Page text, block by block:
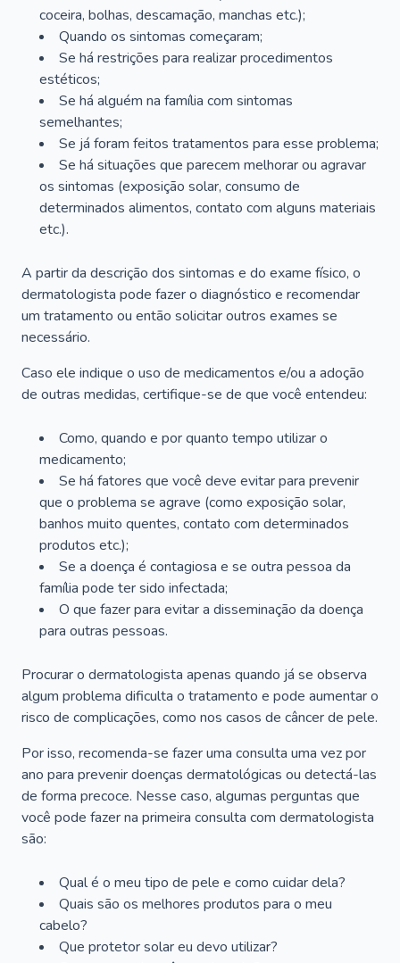
coceira, bolhas, descamação, manchas etc.);
Quando os sintomas começaram;
Se há restrições para realizar procedimentos
estéticos;
Se há alguém na família com sintomas
semelhantes;
Se já foram feitos tratamentos para esse problema;
Se há situações que parecem melhorar ou agravar
os sintomas (exposição solar, consumo de
determinados alimentos, contato com alguns materiais
etc.).
A partir da descrição dos sintomas e do exame físico, o
dermatologista pode fazer o diagnóstico e recomendar
um tratamento ou então solicitar outros exames se
necessário.
Caso ele indique o uso de medicamentos e/ou a adoção
de outras medidas, certifique-se de que você entendeu:
Como, quando e por quanto tempo utilizar o
medicamento;
Se há fatores que você deve evitar para prevenir
que o problema se agrave (como exposição solar,
banhos muito quentes, contato com determinados
produtos etc.);
Se a doença é contagiosa e se outra pessoa da
família pode ter sido infectada;
O que fazer para evitar a disseminação da doença
para outras pessoas.
Procurar o dermatologista apenas quando já se observa
algum problema dificulta o tratamento e pode aumentar o
risco de complicações, como nos casos de câncer de pele.
Por isso, recomenda-se fazer uma consulta uma vez por
ano para prevenir doenças dermatológicas ou detectá-las
de forma precoce. Nesse caso, algumas perguntas que
você pode fazer na primeira consulta com dermatologista
são:
Qual é o meu tipo de pele e como cuidar dela?
Quais são os melhores produtos para o meu
cabelo?
Que protetor solar eu devo utilizar?